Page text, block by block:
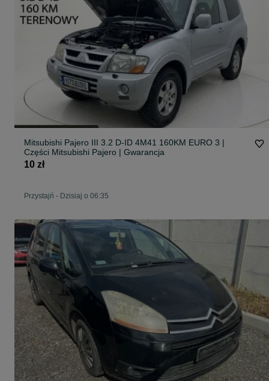
Mitsubishi Pajero III 3.2 D-ID 4M41 160KM EURO 3 |
Części Mitsubishi Pajero | Gwarancja
10 zł
Przystajń - Dzisiaj o 06:35